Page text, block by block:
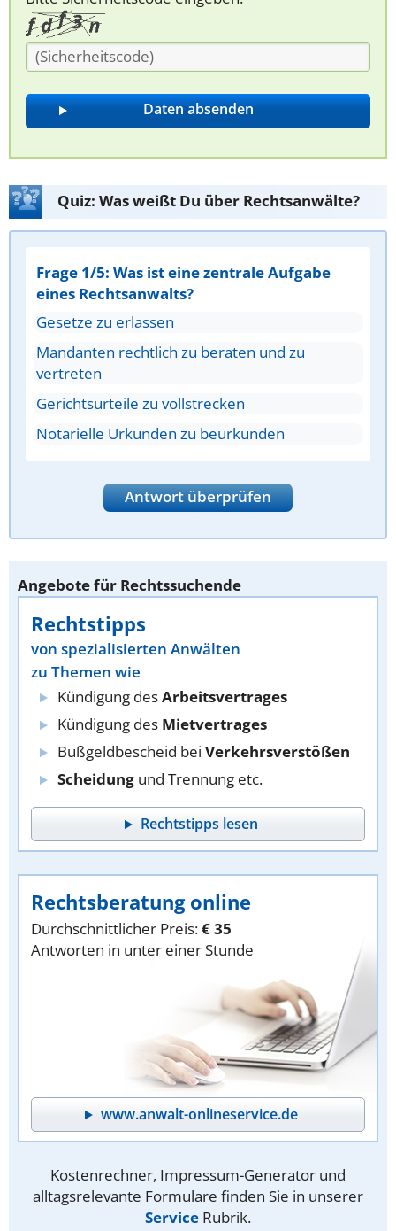
Quiz: Was weißt Du über Rechtsanwälte?
Frage 1/5: Was ist eine zentrale Aufgabe
eines Rechtsanwalts?
Gesetze zu erlassen
Mandanten rechtlich zu beraten und zu
vertreten
Gerichtsurteile zu vollstrecken
Notarielle Urkunden zu beurkunden
Antwort überprüfen
Angebote für Rechtssuchende
Rechtstipps
von spezialisierten Anwälten
zu Themen wie
Kündigung desArbeitsvertrages
Kündigung des Mietvertrages
Bußgeldbescheid bei Verkehrsverstößen
Scheidung und Trennung etc.
Rechtstipps lesen
Rechtsberatung online
Durchschnittlicher Preis:€ 35
Antworten in unter einer Stunde
www.anwalt-onlineservice.de
Kostenrechner, Impressum-Generator und
alltagsrelevante Formulare finden Sie in unserer
Service Rubrik.